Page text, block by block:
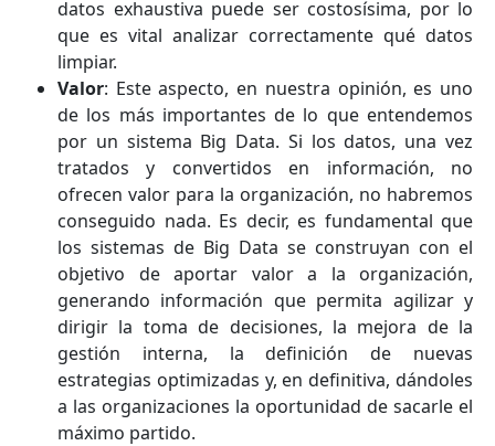
datos exhaustiva puede ser costosísima, por lo
que es vital analizar correctamente qué datos
limpiar.
Valor: Este aspecto, en nuestra opinión, es uno
de los más importantes de lo que entendemos
por un sistema Big Data. Si los datos, una vez
tratados y convertidos en información, no
ofrecen valor para la organización, no habremos
conseguido nada. Es decir, es fundamental que
los sistemas de Big Data se construyan con el
objetivo de aportar valor a la organización,
generando información que permita agilizar y
dirigir la toma de decisiones, la mejora de la
gestión interna, la definición de nuevas
estrategias optimizadas y, en definitiva, dándoles
a las organizaciones la oportunidad de sacarle el
máximo partido.